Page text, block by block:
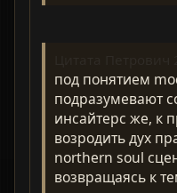
под понятием
подразумевают
инсайтерс же, к
возродить дух
northern soul
возвращаясь к